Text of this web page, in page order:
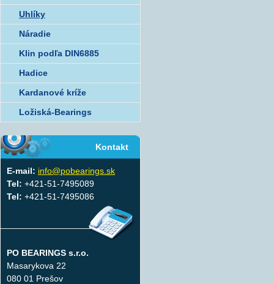
Uhlíky
Náradie
Klin podľa DIN6885
Hadice
Kardanové kríže
Ložiská-Bearings
Kontakt
E-mail: info@pobearings.sk
Tel: +421-51-7495089
Tel: +421-51-7495086
PO BEARINGS s.r.o.
Masarykova 22
080 01 Prešov